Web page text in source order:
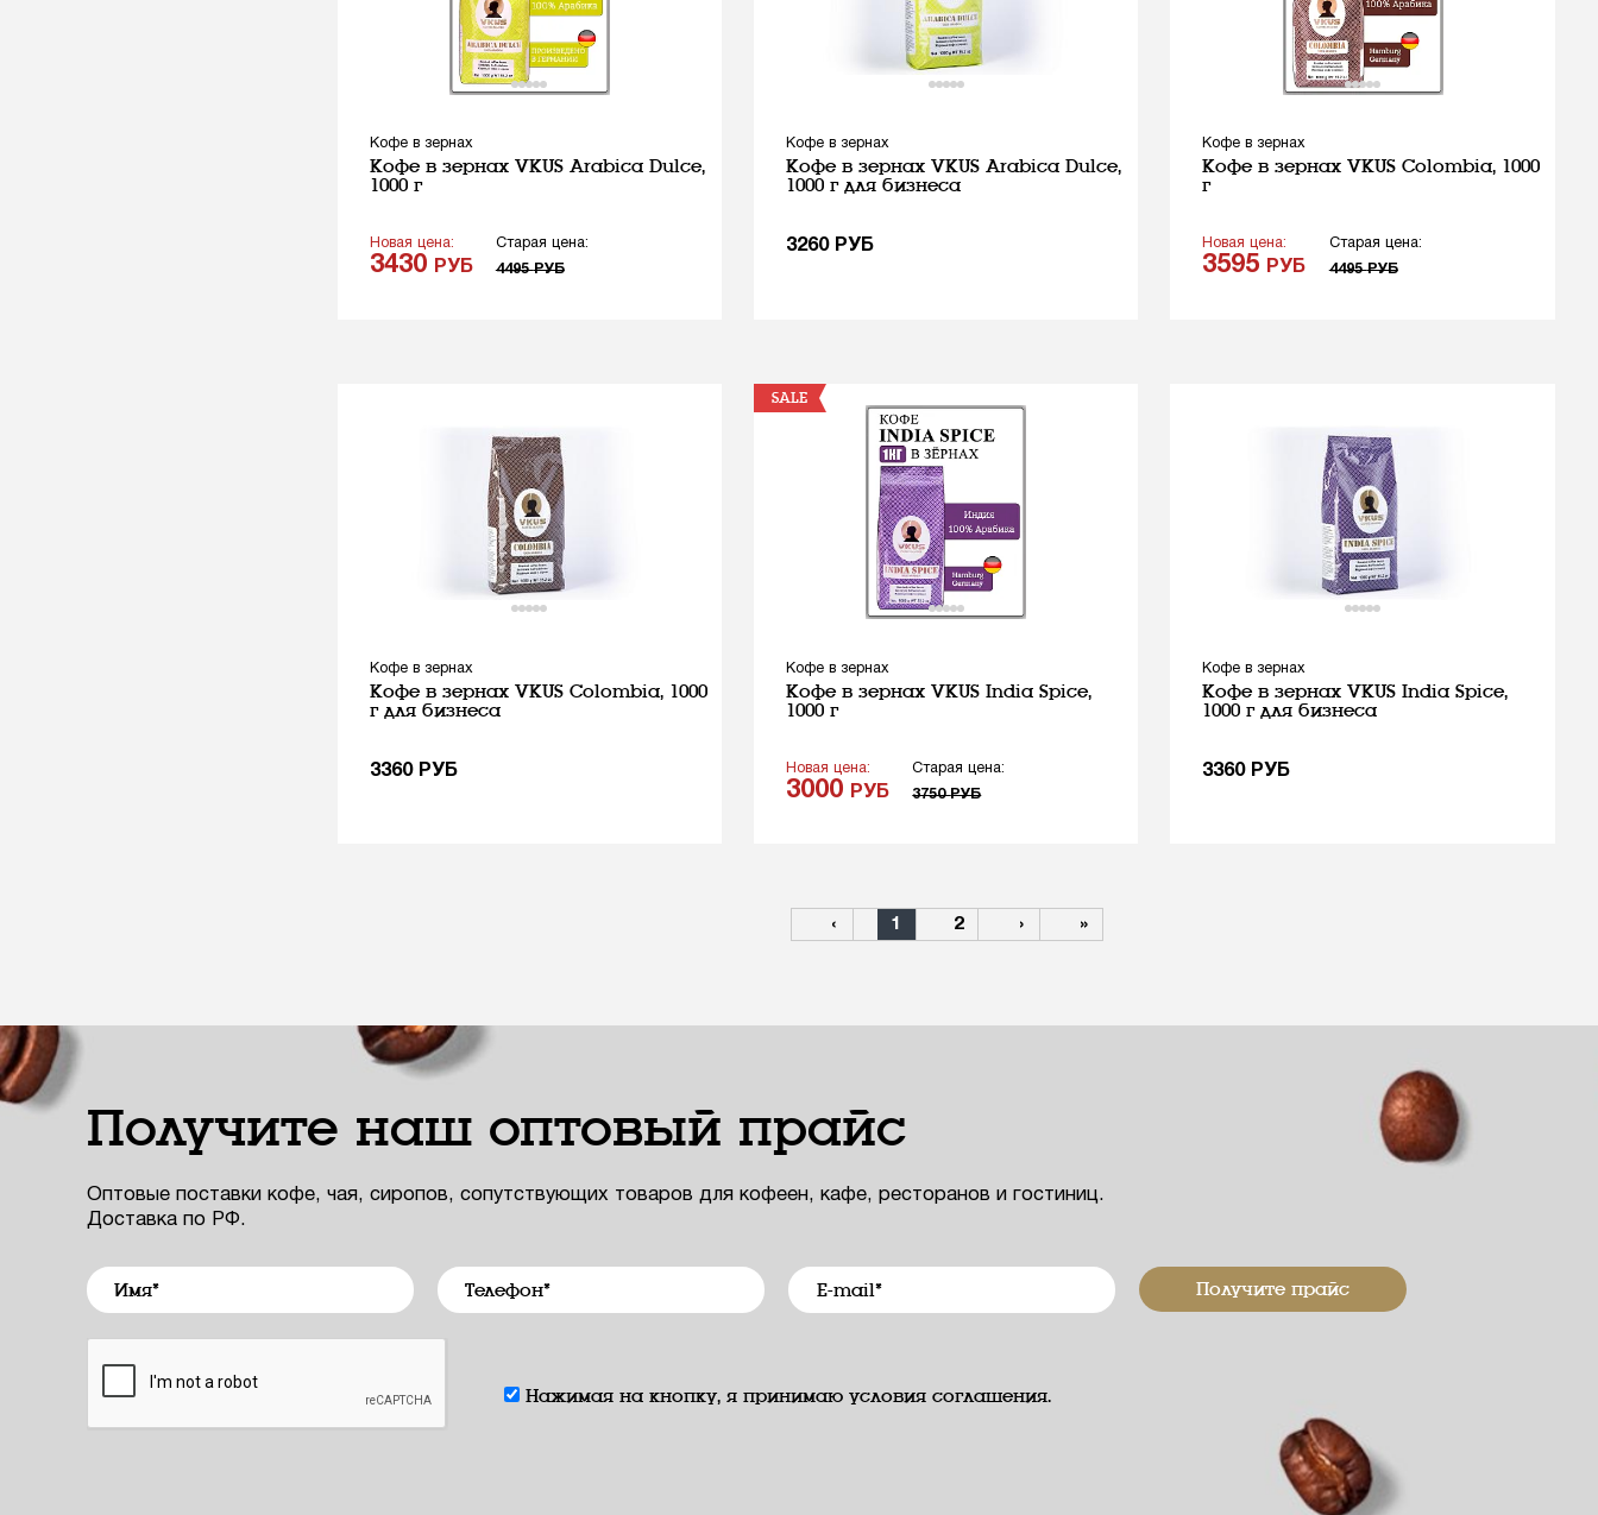
Кофе в зернах
Кофе в зернах VKUS Arabica Dulce,
1000 г
Новая цена:
3430 РУБ
Старая цена:
4495РУБ
Кофе в зернах
Кофе в зернах VKUS Arabica Dulce,
1000 г для бизнеса
3260 РУБ
Кофе в зернах
Кофе в зернах VKUS Colombia, 1000
г
Новая цена:
3595 РУБ
Старая цена:
4495РУБ
Кофе в зернах
Кофе в зернах VKUS Colombia, 1000
г для бизнеса
3360 РУБ
Кофе в зернах
Кофе в зернах VKUS India Spice,
1000 г
Новая цена:
3000 РУБ
Старая цена:
3750РУБ
SALE
Кофе в зернах
Кофе в зернах VKUS India Spice,
1000 г для бизнеса
3360 РУБ
‹ 1 2 › »
Получите наш оптовый прайс
Оптовые поставки кофе, чая, сиропов, сопутствующих товаров для кофеен, кафе, ресторанов и гостиниц.
Доставка по РФ.
Нажимая на кнопку, я принимаю условия соглашения.